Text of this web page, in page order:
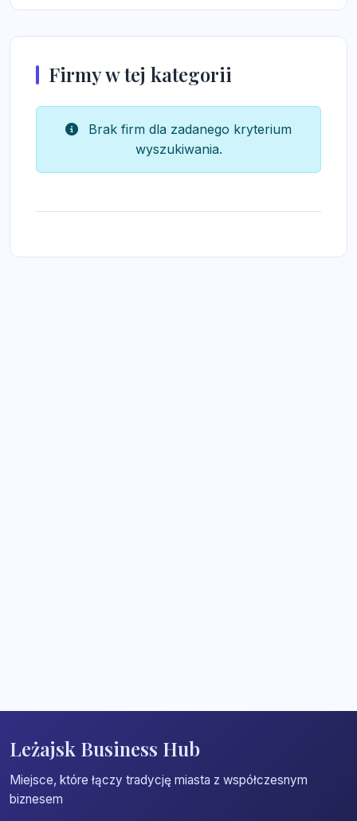
Firmy w tej kategorii
Brak firm dla zadanego kryterium
wyszukiwania.
Leżajsk Business Hub
Miejsce, które łączy tradycję miasta z współczesnym
biznesem